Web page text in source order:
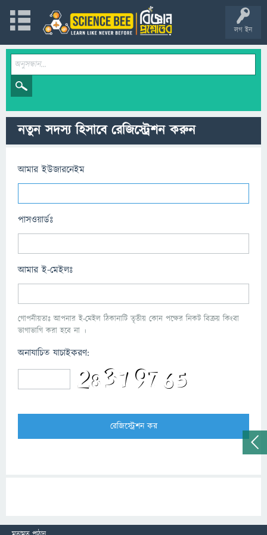
লগ ইন
নতুন সদস্য হিসাবে রেজিস্ট্রেশন করুন
আমার ইউজারনেইম
পাসওয়ার্ডঃ
আমার ই-মেইলঃ
গোপনীয়তাঃ আপনার ই-মেইল ঠিকানাটি তৃতীয় কোন পক্ষের নিকট বিক্রয় কিংবা
ভাগাভাগি করা হবে না ।
অনাযাচিত যাচাইকরণ: